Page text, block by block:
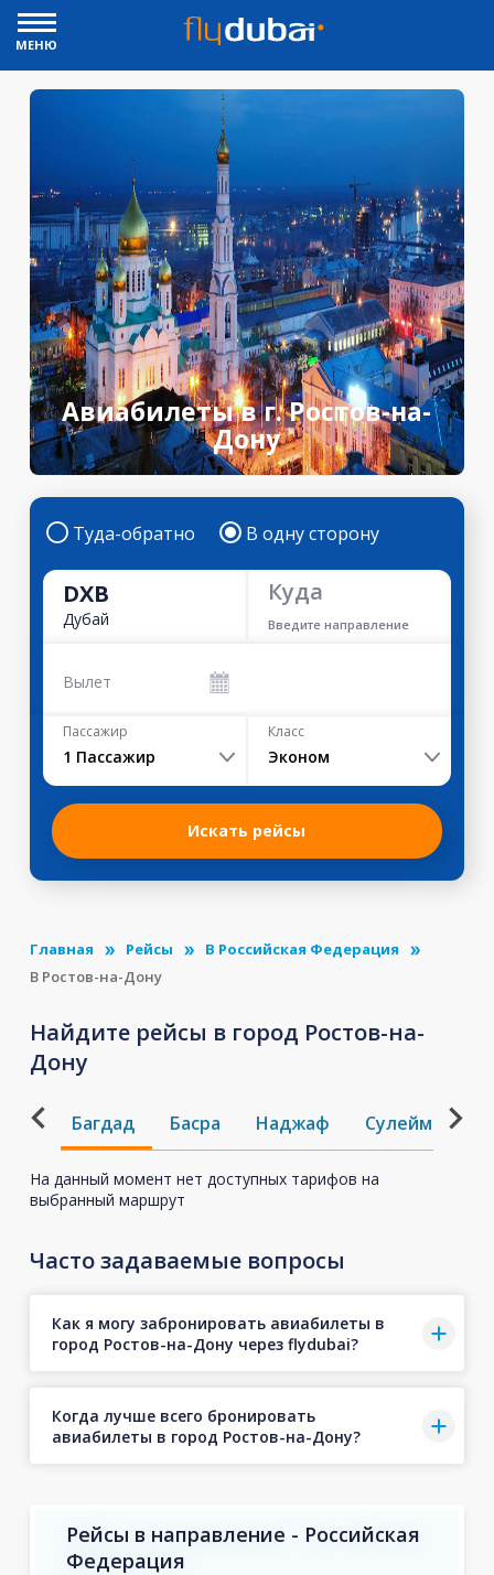
МЕНЮ
Авиабилеты в г. Ростов-на-
Дону
Туда-обратно В одну сторону
DXB
Дубай
Куда
Введите направление
Вылет
Пассажир
1 Пассажир
Класс
Эконом
Искать рейсы
Главная Рейсы
В Российская Федерация
В Ростов-на-Дону
Найдите рейсы в город Ростов-на-
Дону
Багдад Басра Наджаф Сулеймания
На данный момент нет доступных тарифов на
выбранный маршрут
Часто задаваемые вопросы
Как я могу забронировать авиабилеты в
город Ростов-на-Дону через flydubai?
Когда лучше всего бронировать
авиабилеты в город Ростов-на-Дону?
Рейсы в направление - Российская
Федерация